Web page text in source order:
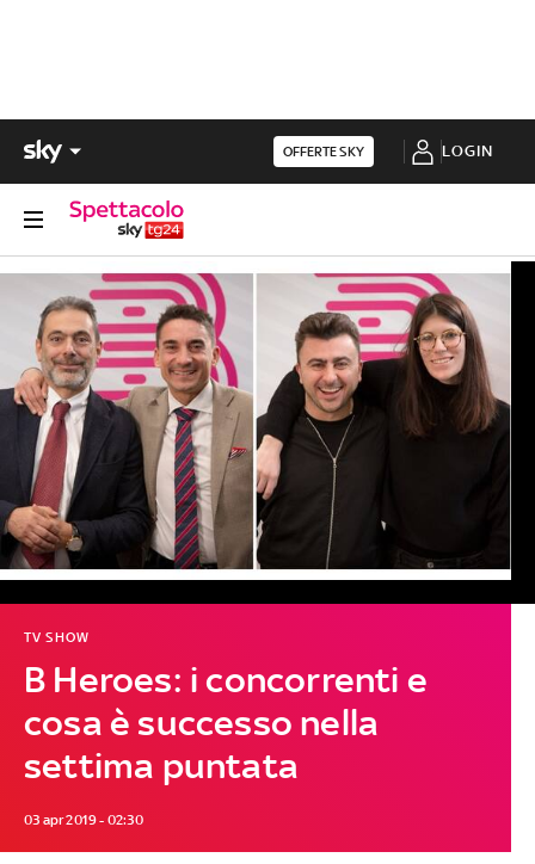
OFFERTE SKY LOGIN
B Heroes: i concorrenti e
cosa è successo nella
settima puntata
TV SHOW
03 apr 2019 - 02:30